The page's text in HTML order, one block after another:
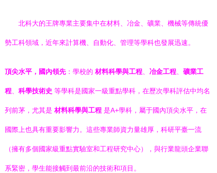
北科大的王牌專業主要集中在材料、冶金、礦業、機械等傳統優
勢工科領域，近年來計算機、自動化、管理等學科也發展迅速。
頂尖水平，國內領先：學校的 材料科學與工程、 冶金工程、 礦業工
程、 科學技術史 等學科是國家一級重點學科，在歷次學科評估中均名
列前茅，尤其是 材料科學與工程 是A+學科，屬于國內頂尖水平，在
國際上也具有重要影響力。這些專業師資力量雄厚，科研平臺一流
（擁有多個國家級重點實驗室和工程研究中心），與行業龍頭企業聯
系緊密，學生能接觸到最前沿的技術和項目。